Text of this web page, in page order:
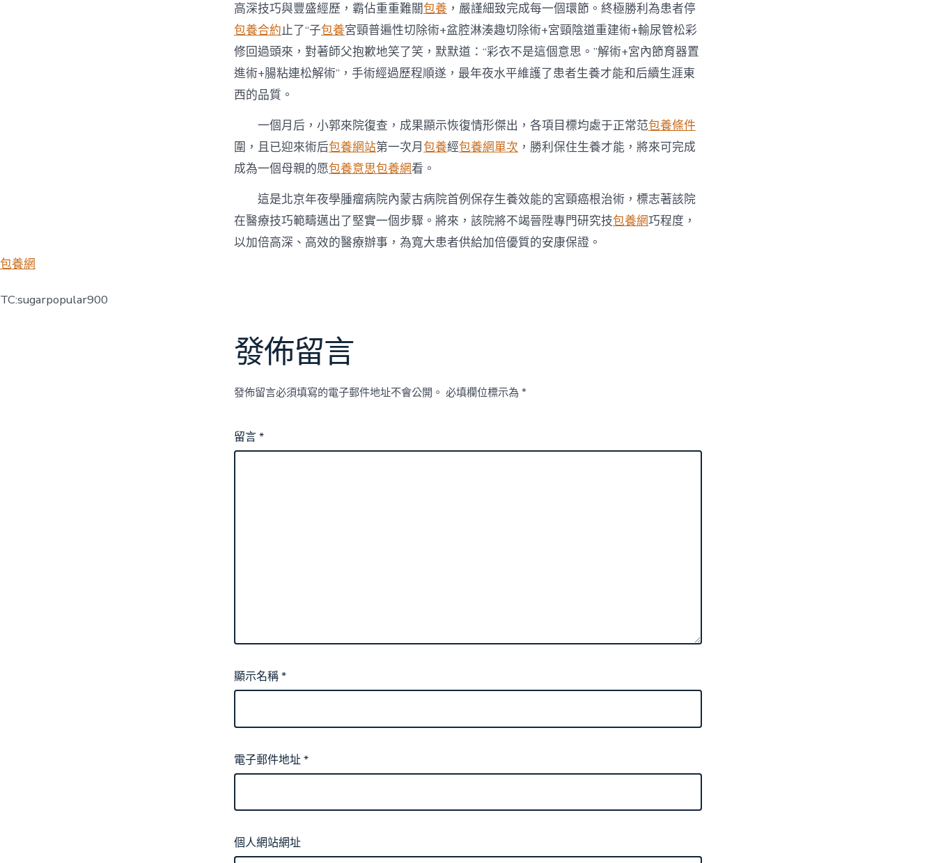
高深技巧與豐盛經歷，霸佔重重難關包養 ，嚴謹細致完成每一個環節。終極勝利為患者停
包養合約止了“子包養宮頸普遍性切除術+盆腔淋湊趣切除術+宮頸陰道重建術+輸尿管松彩
修回過頭來，對著師父抱歉地笑了笑，默默道：“彩衣不是這個意思。”解術+宮內節育器置
進術+腸粘連松解術”，手術經過歷程順遂，最年夜水平維護了患者生養才能和后續生涯東
西的品質。
一個月后，小郭來院復查，成果顯示恢復情形傑出，各項目標均處于正常范包養條件
圍，且已迎來術后包養網站第一次月包養經包養網單次 ，勝利保住生養才能，將來可完成
成為一個母親的愿包養意思包養網看。
這是北京年夜學腫瘤病院內蒙古病院首例保存生養效能的宮頸癌根治術，標志著該院
在醫療技巧範疇邁出了堅實一個步驟。將來，該院將不竭晉陞專門研究技包養網巧程度，
以加倍高深、高效的醫療辦事，為寬大患者供給加倍優質的安康保證。
包養網
TC:sugarpopular900
發佈留言
發佈留言必須填寫的電子郵件地址不會公開。 必填欄位標示為 *
留言*
顯示名稱*
電子郵件地址*
個人網站網址